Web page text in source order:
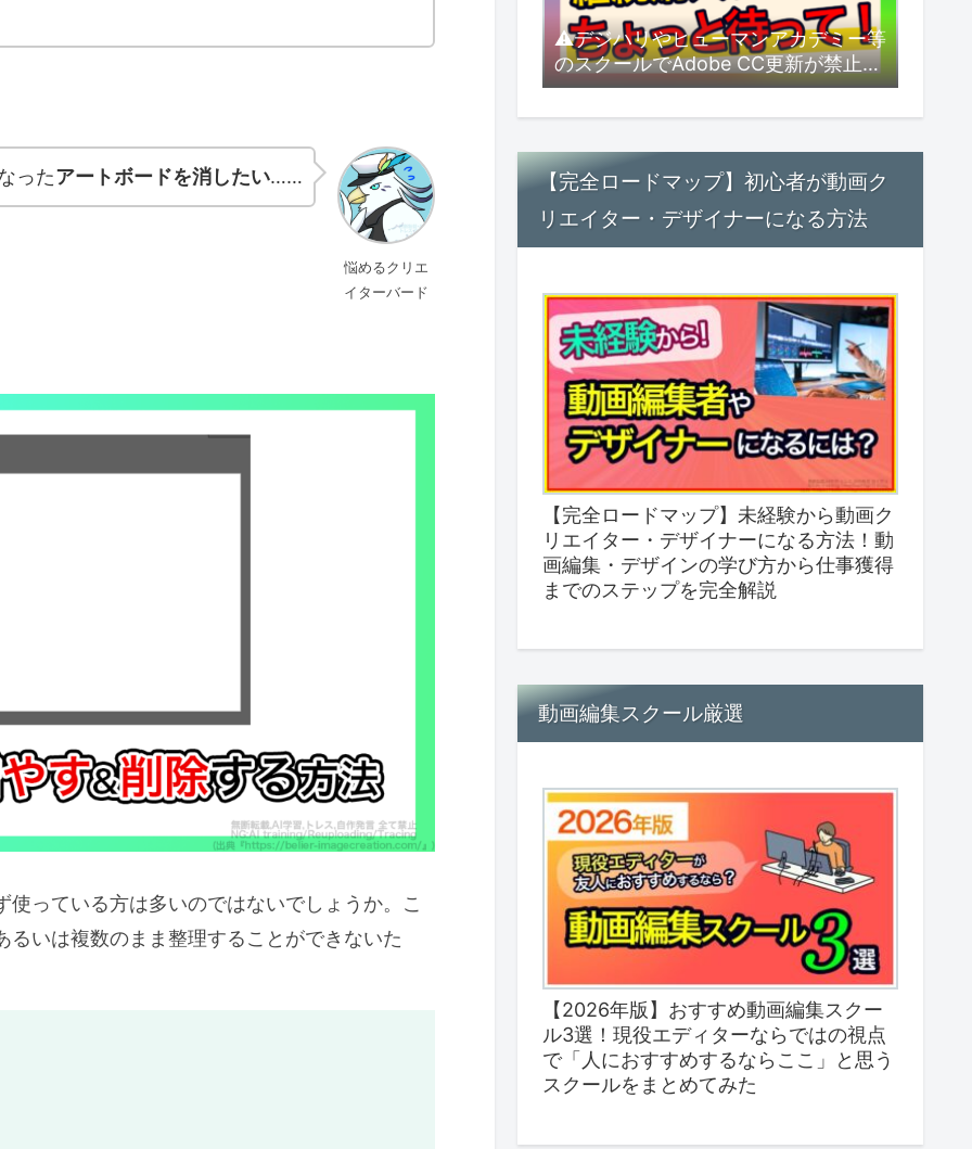
悩めるクリエ
イターバード
ったアートボードを消したい……
っている方は多いのではないでしょうか。こ
いは複数のまま整理することができないた
⚠デジハリやヒューマンアカデミー等
のスクールでAdobe CC更新が禁止
に！？できるだけ安く更新するにはど
うすればいい？【2026年8月最新】
【完全ロードマップ】初心者が動画ク
リエイター・デザイナーになる方法
【完全ロードマップ】未経験から動画ク
リエイター・デザイナーになる方法！動
画編集・デザインの学び方から仕事獲得
までのステップを完全解説
動画編集スクール厳選
【2026年版】おすすめ動画編集スクー
ル3選！現役エディターならではの視点
で「人におすすめするならここ」と思う
スクールをまとめてみた